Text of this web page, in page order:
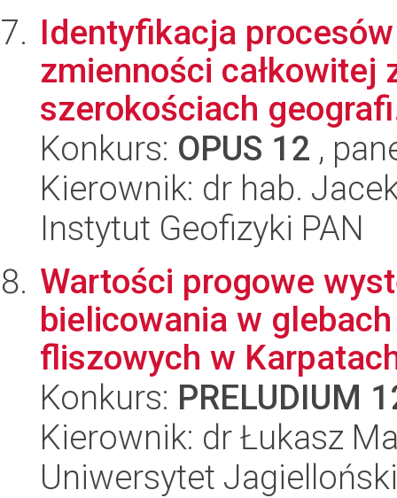
Identyfikacja
zmienności całkowitej
szerokościach
Konkurs: OPUS 12 ,
Kierownik: dr hab.
Instytut Geofizyki PAN
Wartości progowe
bielicowania w
fliszowych w
Konkurs: PRELUDIUM
Kierownik: dr Łukasz
Uniwersytet